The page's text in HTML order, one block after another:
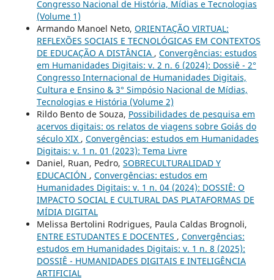
Congresso Nacional de História, Mídias e Tecnologias
(Volume 1)
Armando Manoel Neto, ORIENTAÇÃO VIRTUAL:
REFLEXÕES SOCIAIS E TECNOLÓGICAS EM CONTEXTOS
DE EDUCAÇÃO A DISTÂNCIA , Convergências: estudos
em Humanidades Digitais: v. 2 n. 6 (2024): Dossiê - 2°
Congresso Internacional de Humanidades Digitais,
Cultura e Ensino & 3° Simpósio Nacional de Mídias,
Tecnologias e História (Volume 2)
Rildo Bento de Souza, Possibilidades de pesquisa em
acervos digitais: os relatos de viagens sobre Goiás do
século XIX , Convergências: estudos em Humanidades
Digitais: v. 1 n. 01 (2023): Tema Livre
Daniel, Ruan, Pedro, SOBRECULTURALIDAD Y
EDUCACIÓN , Convergências: estudos em
Humanidades Digitais: v. 1 n. 04 (2024): DOSSIÊ: O
IMPACTO SOCIAL E CULTURAL DAS PLATAFORMAS DE
MÍDIA DIGITAL
Melissa Bertolini Rodrigues, Paula Caldas Brognoli,
ENTRE ESTUDANTES E DOCENTES , Convergências:
estudos em Humanidades Digitais: v. 1 n. 8 (2025):
DOSSIÊ - HUMANIDADES DIGITAIS E INTELIGÊNCIA
ARTIFICIAL